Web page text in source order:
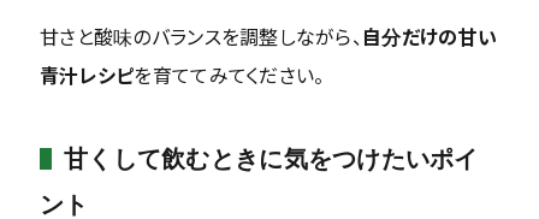
甘さと酸味のバランスを調整しながら、 自分だけの甘い
青汁レシピを育ててみてください。
甘くして飲むときに気をつけたいポイ
ント